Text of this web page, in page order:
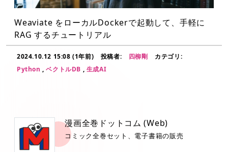
Weaviate をローカルDockerで起動して、手軽に
RAG するチュートリアル
2024.10.12 15:08 (1年前) 投稿者: 四柳剛
カテゴリ:
Python,ベクトルDB , 生成AI
漫画全巻ドットコム (Web)
コミック全巻セット、電子書籍の販売